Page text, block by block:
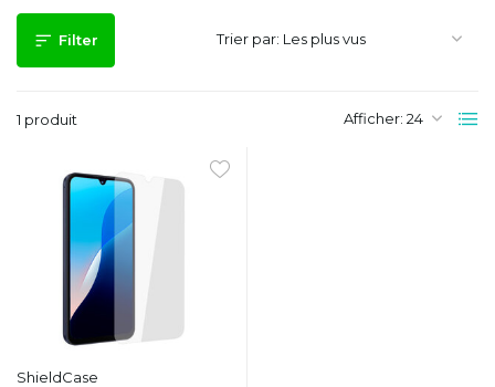
Filter
1 produit Afficher:
Trier par:
ShieldCase